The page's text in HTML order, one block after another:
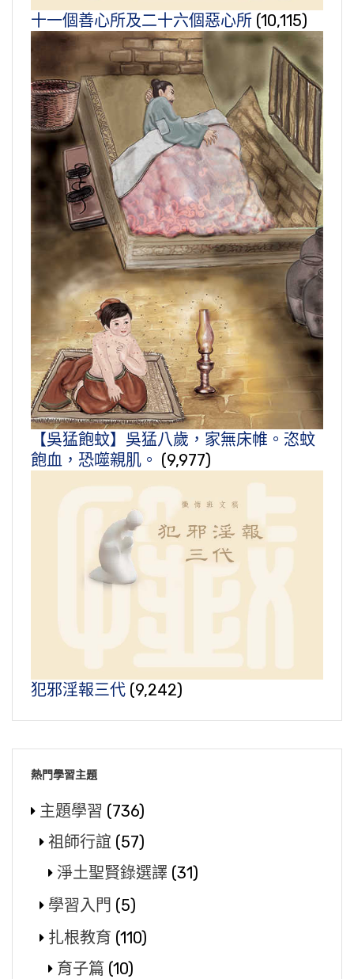
十一個善心所及二十六個惡心所 (10,115)
【吳猛飽蚊】吳猛八歲，家無床帷。恣蚊
飽血，恐噬親肌。 (9,977)
犯邪淫報三代 (9,242)
熱門學習主題
主題學習 (736)
祖師行誼 (57)
淨土聖賢錄選譯 (31)
學習入門 (5)
扎根教育 (110)
育子篇 (10)